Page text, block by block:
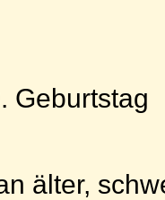
Geburtstag
älter,